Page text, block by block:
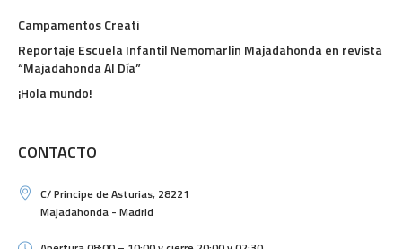
Campamentos Creati
Reportaje Escuela Infantil Nemomarlin Majadahonda en revista
“Majadahonda Al Día”
¡Hola mundo!
CONTACTO
C/ Principe de Asturias, 28221
Majadahonda - Madrid